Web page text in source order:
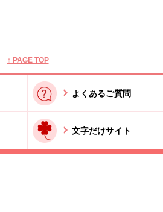
↑ PAGE TOP
よくあるご質問
文字だけサイト